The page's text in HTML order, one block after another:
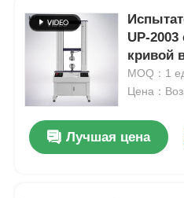
Главная страница
UP-
кривой
MOQ：1
Цена：
Лучшая цена